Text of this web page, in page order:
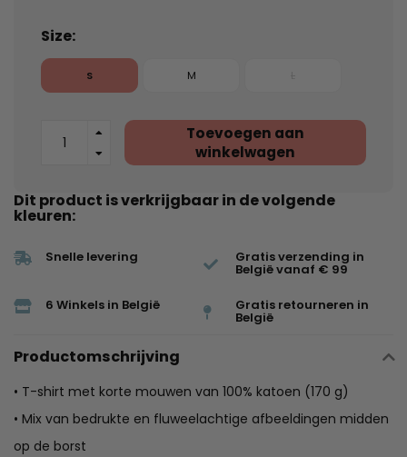
Size:
S M
Toevoegen aan
winkelwagen
Dit product is verkrijgbaar in de volgende
kleuren:
Snelle levering Gratis verzending in
België vanaf € 99
6 Winkels in België Gratis retourneren in
België
Productomschrijving
• T-shirt met korte mouwen van 100% katoen (170 g)
• Mix van bedrukte en fluweelachtige afbeeldingen midden
op de borst